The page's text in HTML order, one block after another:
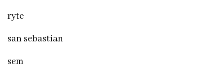
ryte
san sebastian
sem